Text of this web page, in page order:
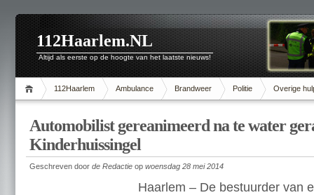
112Haarlem.NL
Altijd als eerste op de hoogte van het laatste nieuws!
112Haarlem Ambulance Brandweer Politie Overige
Automobilist gereanimeerd na te water
Kinderhuissingel
Geschreven door de Redactie op woensdag 28 mei 2014
Haarlem – De bestuurder van